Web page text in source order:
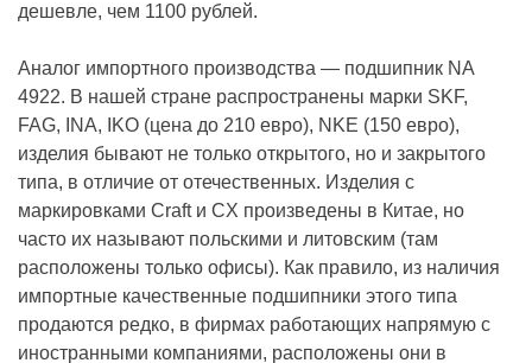
дешевле, чем 1100 рублей.
Аналог импортного производства — подшипник NA
4922. В нашей стране распространены марки SKF,
FAG, INA, IKO (цена до 210 евро), NKE (150 евро),
изделия бывают не только открытого, но и закрытого
типа, в отличие от отечественных. Изделия с
маркировками Craft и CX произведены в Китае, но
часто их называют польскими и литовским (там
расположены только офисы). Как правило, из наличия
импортные качественные подшипники этого типа
продаются редко, в фирмах работающих напрямую с
иностранными компаниями, расположены они в